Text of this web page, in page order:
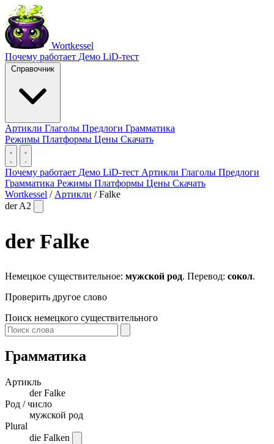
Wortkessel
Почему работает Демо LiD-тест
Справочник
Артикли Глаголы Предлоги Грамматика
Режимы Платформы Цены Скачать
Почему работает Демо LiD-тест Артикли Глаголы Предлоги
Грамматика Режимы Платформы Цены Скачать
Wortkessel / Артикли / Falke
derA2
derFalke
Немецкое существительное: мужской род. Перевод: сокол.
Проверить другое слово
Поиск немецкого существительного
Грамматика
Артикль
derFalke
Род / число
мужской род
Plural
die Falken